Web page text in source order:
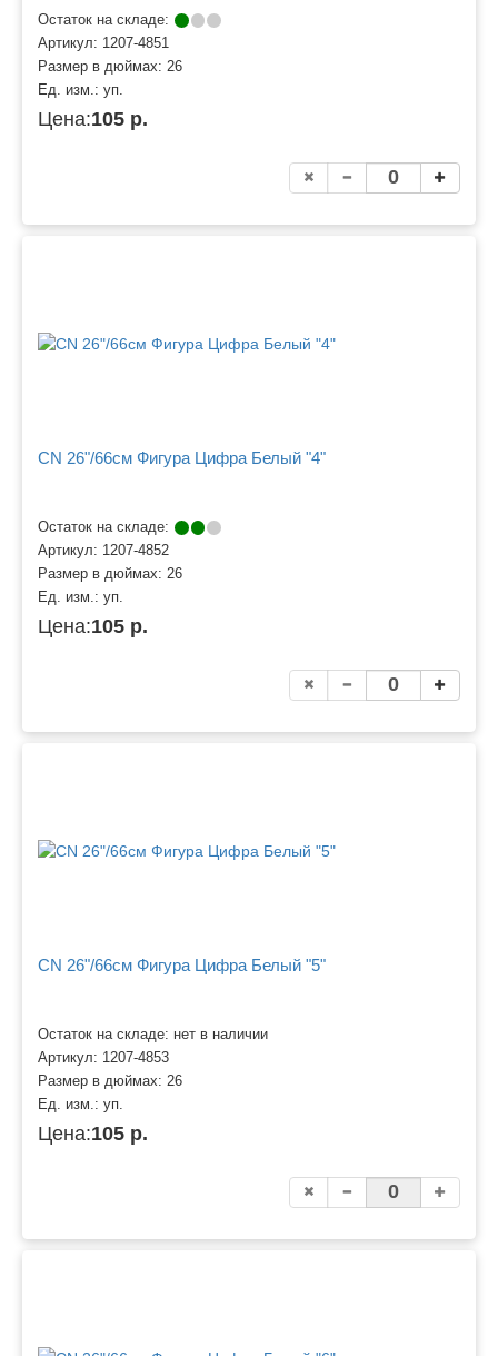
Остаток на складе:
Артикул: 1207-4851
Размер в дюймах: 26
Ед. изм.: уп.
Цена:105 р.
CN 26"/66см Фигура Цифра Белый "4"
Остаток на складе:
Артикул: 1207-4852
Размер в дюймах: 26
Ед. изм.: уп.
Цена:105 р.
CN 26"/66см Фигура Цифра Белый "5"
Остаток на складе: нет в наличии
Артикул: 1207-4853
Размер в дюймах: 26
Ед. изм.: уп.
Цена:105 р.